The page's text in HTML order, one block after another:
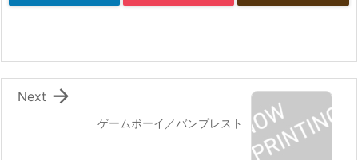
ゲームボーイ／バンプレスト

Next